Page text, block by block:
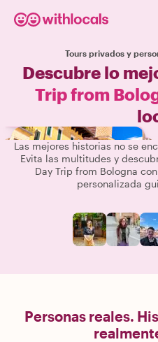
Tours privados y
Descubre lo
Trip from
Las mejores historias no se
Evita las multitudes y
Day Trip from Bologna
personalizada
Personas reales.